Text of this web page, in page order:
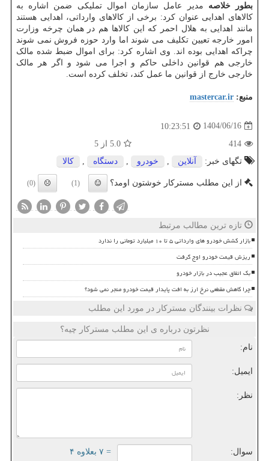
بطور خلاصه مدیر عامل سازمان اموال تملیکی ضمن اشاره به
کالاهای اهدایی عنوان کرد: برخی از کالاهای وارداتی، اهدایی هستند
مانند اهدایی به هلال احمر که این کالاها هم در همان چرخه وزارت
امور خارجه تعیین تکلیف می شوند اما وارد حوزه فروش نمی شوند
چراکه اهدایی بوده اند. وی اشاره کرد: برای اموال ضبط شده مالک
خارجی هم قوانین داخلی حاکم و اجرا می شود و اگر هر مالک
خارجی خارج از قوانین ما عمل کند، تخلف کرده است.
منبع: mastercar.ir
1404/06/16
10:23:51
414
5.0 از 5
تگهای خبر:
آنلاین خودرو دستگاه كالا
از این مطلب مسترکار خوشتون اومد؟ (1)
(0)
تازه ترین مطالب مرتبط
بازار کشش خودرو های وارداتی ۵ تا ۱۰ میلیارد تومانی را ندارد
ریزش قیمت خودرو اوج گرفت
بک اتفاق عجیب در بازار خودرو
چرا کاهش مقطعی نرخ ارز به افت پایدار قیمت خودرو منجر نمی شود؟
نظرات بینندگان مسترکار در مورد این مطلب
نظرتون درباره ی این مطلب مسترکار چیه؟
نام:
ایمیل:
نظر:
سوال: = ۷ بعلاوه ۴